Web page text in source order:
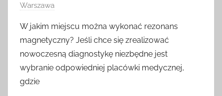
Warszawa
W jakim miejscu można wykonać rezonans
magnetyczny? Jeśli chce się zrealizować
nowoczesną diagnostykę niezbędne jest
wybranie odpowiedniej placówki medycznej,
gdzie